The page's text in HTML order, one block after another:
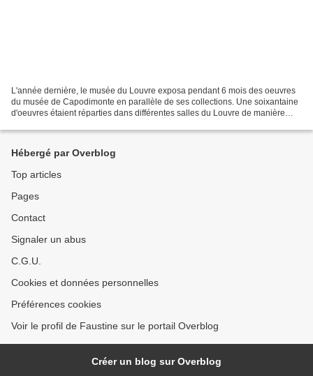
L'année dernière, le musée du Louvre exposa pendant 6 mois des oeuvres
du musée de Capodimonte en parallèle de ses collections. Une soixantaine
d'oeuvres étaient réparties dans différentes salles du Louvre de manière
Hébergé par Overblog
Top articles
Pages
Contact
Signaler un abus
C.G.U.
Cookies et données personnelles
Préférences cookies
Voir le profil de Faustine sur le portail Overblog
Créer un blog sur Overblog